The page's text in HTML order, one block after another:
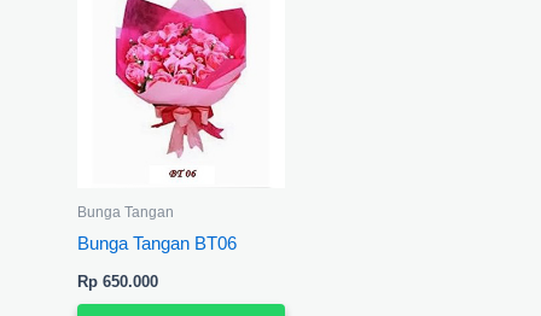
Bunga Tangan
Bunga Tangan BT06
Rp650.000